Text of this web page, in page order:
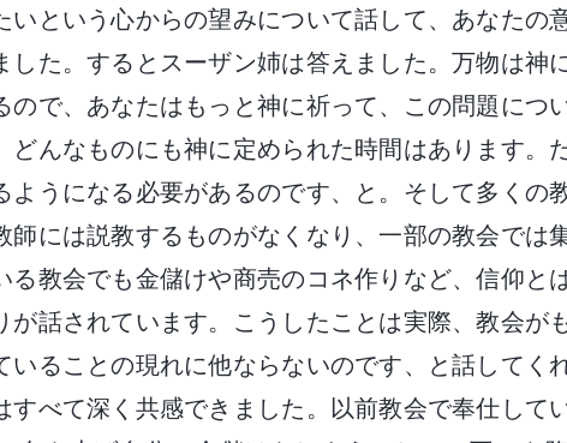
いという心からの望みについて話して、あなたの
した。するとスーザン姉は答えました。万物は神
ので、あなたはもっと神に祈って、この問題につ
どんなものにも神に定められた時間はあります。
ようになる必要があるのです、と。そして多くの
師には説教するものがなくなり、一部の教会では
る教会でも金儲けや商売のコネ作りなど、信仰と
が話されています。こうしたことは実際、教会が
いることの現れに他ならないのです、と話してく
すべて深く共感できました。以前教会で奉仕して